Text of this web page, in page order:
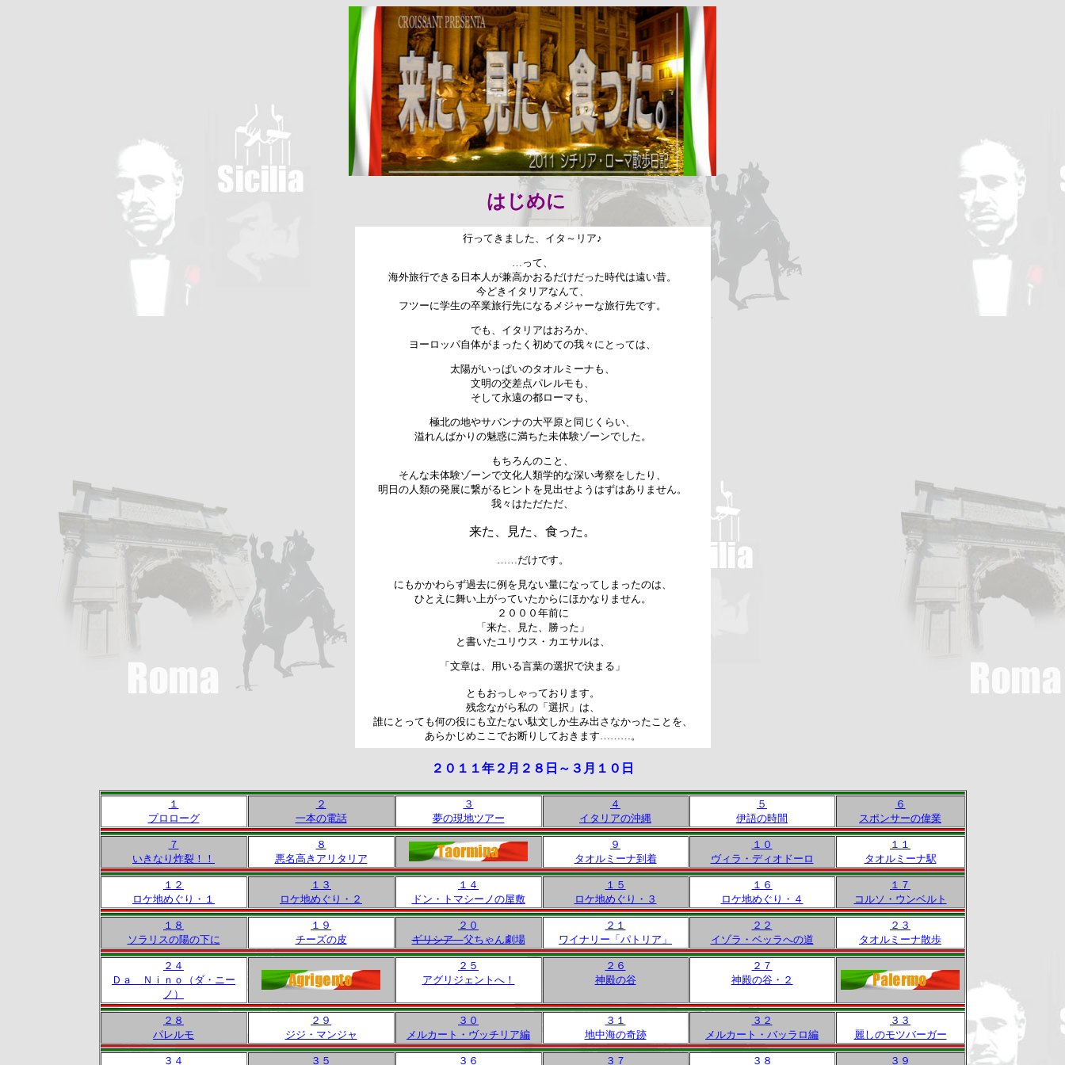
はじめに
行ってきました、イタ～リア♪
…って、
海外旅行できる日本人が兼高かおるだけだった時代は遠い昔。
今どきイタリアなんて、
フツーに学生の卒業旅行先になるメジャーな旅行先です。
でも、イタリアはおろか、
ヨーロッパ自体がまったく初めての我々にとっては、
太陽がいっぱいのタオルミーナも、
文明の交差点パレルモも、
そして永遠の都ローマも、
極北の地やサバンナの大平原と同じくらい、
溢れんばかりの魅惑に満ちた未体験ゾーンでした。
もちろんのこと、
そんな未体験ゾーンで文化人類学的な深い考察をしたり、
明日の人類の発展に繋がるヒントを見出せようはずはありません。
我々はただただ、
来た、見た、食った。
……だけです。
にもかかわらず過去に例を見ない量になってしまったのは、
ひとえに舞い上がっていたからにほかなりません。
２０００年前に
「来た、見た、勝った」
と書いたユリウス・カエサルは、
「文章は、用いる言葉の選択で決まる」
ともおっしゃっております。
残念ながら私の「選択」は、
誰にとっても何の役にも立たない駄文しか生み出さなかったことを、
あらかじめここでお断りしておきます………。
２０１１年２月２８日～３月１０日
１
プロローグ
２
一本の電話
３
夢の現地ツアー
４
イタリアの沖縄
５
伊語の時間
６
スポンサーの偉業
７
いきなり炸裂！！
８
悪名高きアリタリア
９
タオルミーナ到着
１０
ヴィラ・ディオドーロ
１１
タオルミーナ駅
１２
ロケ地めぐり・１
１３
ロケ地めぐり・２
１４
ドン・トマシーノの屋敷
１５
ロケ地めぐり・３
１６
ロケ地めぐり・４
１７
コルソ・ウンベルト
１８
ソラリスの陽の下に
１９
チーズの皮
２０
ギリシア父ちゃん劇場
２１
ワイナリー「パトリア」
２２
イゾラ・ベッラへの道
２３
タオルミーナ散歩
２４
Ｄａ Ｎｉｎｏ（ダ・ニー
ノ）
２５
アグリジェントへ！
２６
神殿の谷
２７
神殿の谷・２
２８
パレルモ
２９
ジジ・マンジャ
３０
メルカート・ヴッチリア編
３１
地中海の奇跡
３２
メルカート・バッラロ編
３３
麗しのモツバーガー
３４ ３５ ３６ ３７ ３８ ３９